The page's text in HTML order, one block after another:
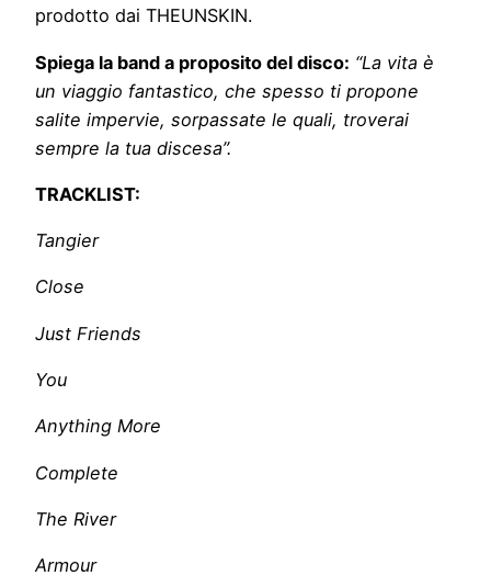
prodotto dai THEUNSKIN.
Spiega la band a proposito del disco: “La vita è
un viaggio fantastico, che spesso ti propone
salite impervie, sorpassate le quali, troverai
sempre la tua discesa”.
TRACKLIST:
Tangier
Close
Just Friends
You
Anything More
Complete
The River
Armour